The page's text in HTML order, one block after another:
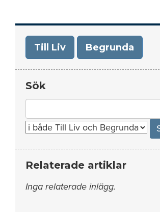
Till Liv Begrunda
Sök
for:
Relaterade artiklar
Inga relaterade inlägg.